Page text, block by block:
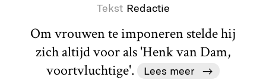
Tekst Redactie
Om vrouwen te imponeren stelde hij
zich altijd voor als 'Henk van Dam,
voortvluchtige'.
Lees meer